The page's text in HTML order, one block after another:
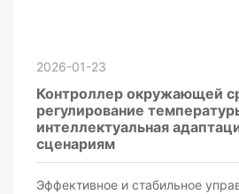
2026-01-23
Контроллер окружающей
регулирование
интеллектуальная
сценариям
Эффективное и стабильное